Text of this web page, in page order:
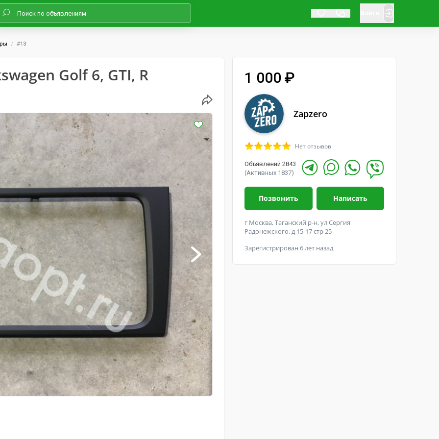
#13
Golf 6, GTI, R 1 000 ₽
Zapzero
Нет отзывов
Объявлений 2843
(Активных 1837)
Позвонить Написать
г Москва, Таганский р-н, ул Сергия
Радонежского, д 15-17 стр 25
Зарегистрирован 6 лет назад